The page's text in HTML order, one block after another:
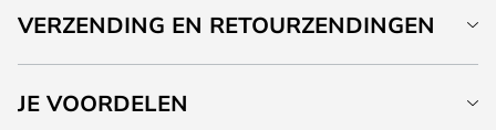
VERZENDING EN RETOURZENDINGEN
JE VOORDELEN